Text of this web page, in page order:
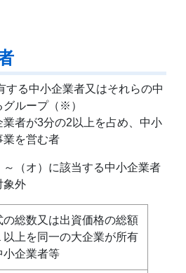
する中小企業者又はそれらの中
ループ（※）
者が3分の2以上を占め、中小
業を営む者
（オ）に該当する中小企業者
象外
の総数又は出資価格の総額
以上を同一の大企業が所有
小企業者等